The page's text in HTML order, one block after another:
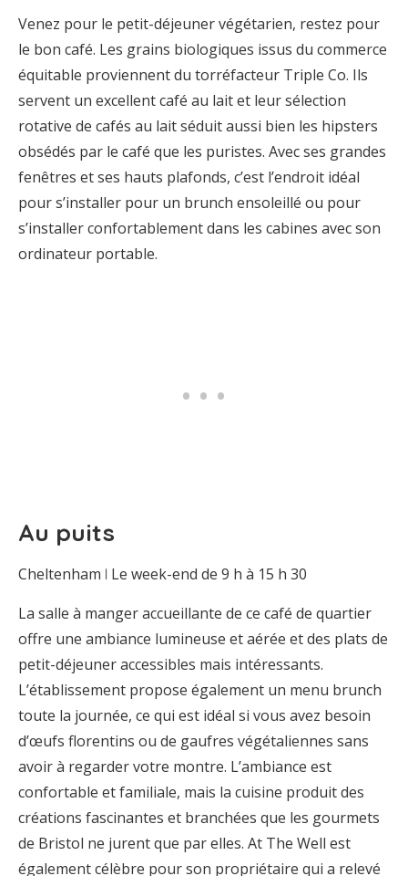
Venez pour le petit-déjeuner végétarien, restez pour
le bon café. Les grains biologiques issus du commerce
équitable proviennent du torréfacteur Triple Co. Ils
servent un excellent café au lait et leur sélection
rotative de cafés au lait séduit aussi bien les hipsters
obsédés par le café que les puristes. Avec ses grandes
fenêtres et ses hauts plafonds, c’est l’endroit idéal
pour s’installer pour un brunch ensoleillé ou pour
s’installer confortablement dans les cabines avec son
ordinateur portable.
Au puits
Cheltenham ꘡ Le week-end de 9 h à 15 h 30
La salle à manger accueillante de ce café de quartier
offre une ambiance lumineuse et aérée et des plats de
petit-déjeuner accessibles mais intéressants.
L’établissement propose également un menu brunch
toute la journée, ce qui est idéal si vous avez besoin
d’œufs florentins ou de gaufres végétaliennes sans
avoir à regarder votre montre. L’ambiance est
confortable et familiale, mais la cuisine produit des
créations fascinantes et branchées que les gourmets
de Bristol ne jurent que par elles. At The Well est
également célèbre pour son propriétaire qui a relevé